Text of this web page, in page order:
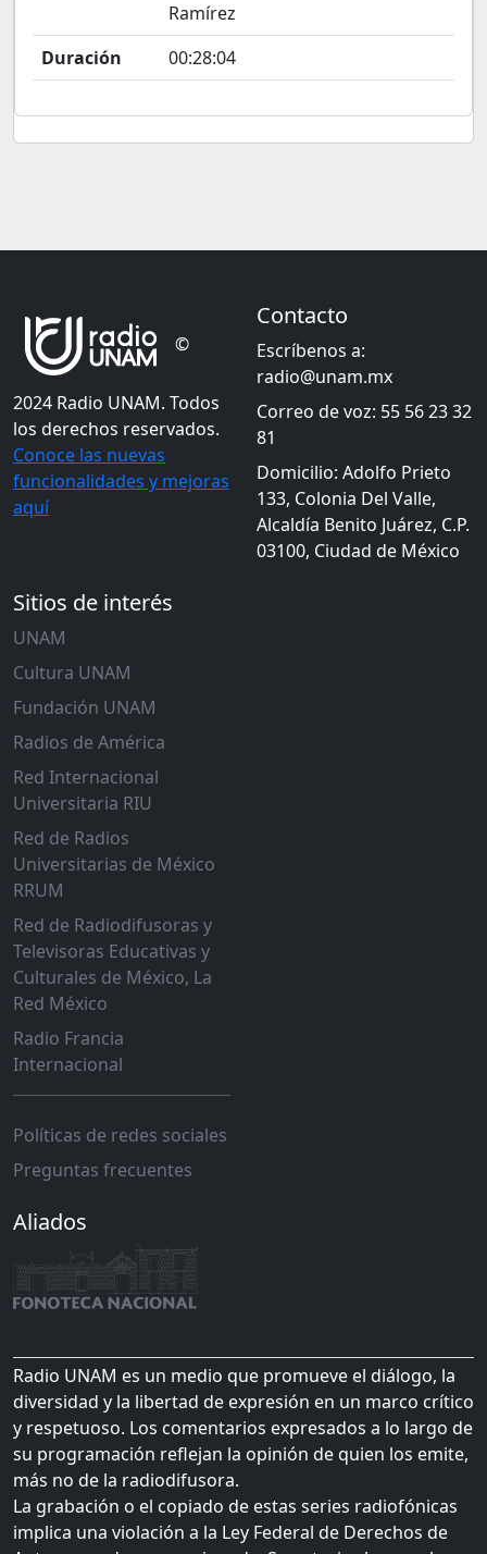
Ramírez
Duración
00:28:04
©
2024 Radio UNAM. Todos
los derechos reservados.
Conoce las nuevas
funcionalidades y mejoras
aquí
Contacto
Escríbenos a:
radio@unam.mx
Correo de voz: 55 56 23 32
81
Domicilio: Adolfo Prieto
133, Colonia Del Valle,
Alcaldía Benito Juárez, C.P.
03100, Ciudad de México
Sitios de interés
UNAM
Cultura UNAM
Fundación UNAM
Radios de América
Red Internacional
Universitaria RIU
Red de Radios
Universitarias de México
RRUM
Red de Radiodifusoras y
Televisoras Educativas y
Culturales de México, La
Red México
Radio Francia
Internacional
Políticas de redes sociales
Preguntas frecuentes
Aliados
Radio UNAM es un medio que promueve el diálogo, la
diversidad y la libertad de expresión en un marco crítico
y respetuoso. Los comentarios expresados a lo largo de
su programación reflejan la opinión de quien los emite,
más no de la radiodifusora.
La grabación o el copiado de estas series radiofónicas
implica una violación a la Ley Federal de Derechos de